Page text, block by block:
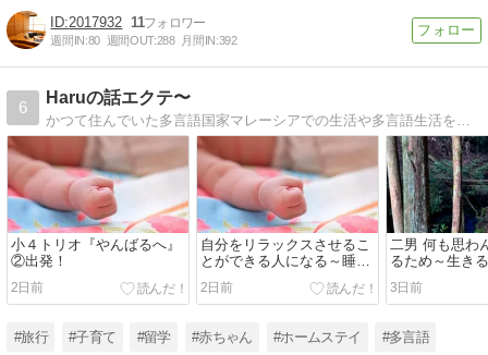
2017932 11
週間IN:80 週間OUT:288 月間IN:392
6
Haruの話エクテ〜
かつて住んでいた多言語国家マレーシアでの生活や多言語生活を紹介しています。自然と多言語をgetしていく子どもたちの様子や言語習得のプロセス、多言語生活とは何かを発信中。マレーシアの楽しい文化や習慣も公開中です。
小４トリオ『やんばるへ』
②出発！
2日前
自分をリラックスさせるこ
とができる人になる～睡眠
を削ってのゲーム➡要注意
「失明＆てんかん」
2日前
二男 何も思わ
るため～生きる
3日前
#旅行 #子育て #留学 #赤ちゃん #ホームステイ #多言語